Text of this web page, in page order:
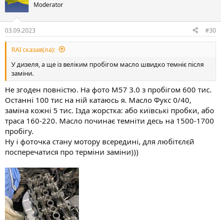
Moderator
03.09.2023 #30
RAI сказав(ла):
У дизеля, а ще із веліким пробігом масло швидко темніє після
заміни.
Не згоден повністю. На фото М57 3.0 з пробігом 600 тис.
Останні 100 тис на ній катаюсь я. Масло Фукс 0/40,
заміна кожні 5 тис. Ізда жорстка: або київські пробки, або
траса 160-220. Масло починає темніти десь на 1500-1700
пробігу.
Ну і фоточка стану мотору всередині, для любітєлєй
посперечатися про терміни заміни)))